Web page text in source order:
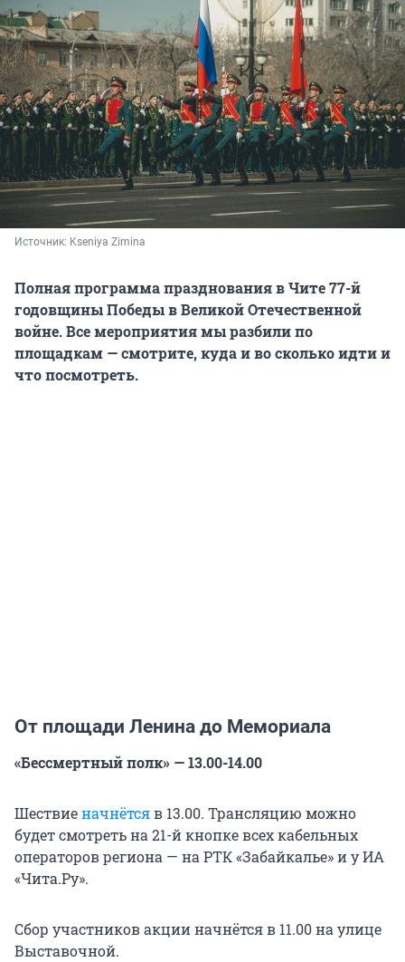
Источник: Kseniya Zimina
Полная программа празднования в Чите 77-й
годовщины Победы в Великой Отечественной
войне. Все мероприятия мы разбили по
площадкам — смотрите, куда и во сколько идти и
что посмотреть.
От площади Ленина до Мемориала
«Бессмертный полк» — 13.00-14.00
Шествиеначнётсяв 13.00. Трансляцию можно
будет смотреть на 21-й кнопке всех кабельных
операторов региона — на РТК «Забайкалье» и у ИА
«Чита.Ру».
Сбор участников акции начнётся в 11.00 на улице
Выставочной.